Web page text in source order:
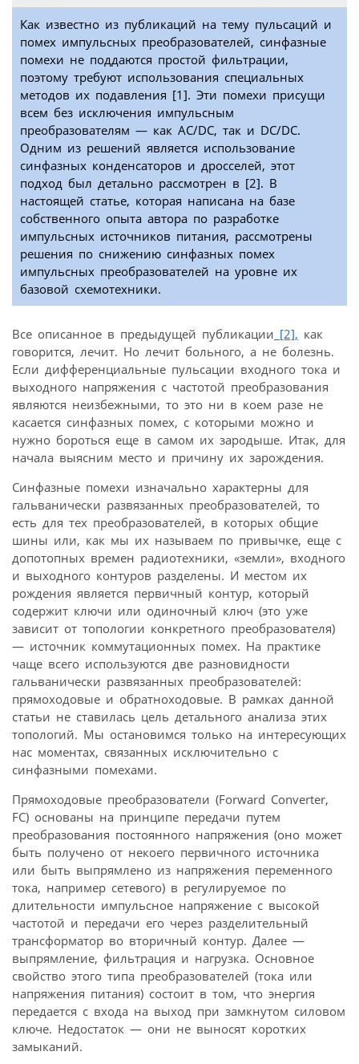
Как известно из публикаций на тему пульсаций и
помех импульсных преобразователей, синфазные
помехи не поддаются простой фильтрации,
поэтому требуют использования специальных
методов их подавления [1]. Эти помехи присущи
всем без исключения импульсным
преобразователям — как AC/DC, так и DC/DC.
Одним из решений является использование
синфазных конденсаторов и дросселей, этот
подход был детально рассмотрен в [2]. В
настоящей статье, которая написана на базе
собственного опыта автора по разработке
импульсных источников питания, рассмотрены
решения по снижению синфазных помех
импульсных преобразователей на уровне их
базовой схемотехники.
Все описанное в предыдущей публикации [2], как
говорится, лечит. Но лечит больного, а не болезнь.
Если дифференциальные пульсации входного тока и
выходного напряжения с частотой преобразования
являются неизбежными, то это ни в коем разе не
касается синфазных помех, с которыми можно и
нужно бороться еще в самом их зародыше. Итак, для
начала выясним место и причину их зарождения.
Синфазные помехи изначально характерны для
гальванически развязанных преобразователей, то
есть для тех преобразователей, в которых общие
шины или, как мы их называем по привычке, еще с
допотопных времен радиотехники, «земли», входного
и выходного контуров разделены. И местом их
рождения является первичный контур, который
содержит ключи или одиночный ключ (это уже
зависит от топологии конкретного преобразователя)
— источник коммутационных помех. На практике
чаще всего используются две разновидности
гальванически развязанных преобразователей:
прямоходовые и обратноходовые. В рамках данной
статьи не ставилась цель детального анализа этих
топологий. Мы остановимся только на интересующих
нас моментах, связанных исключительно с
синфазными помехами.
Прямоходовые преобразователи (Forward Converter,
FC) основаны на принципе передачи путем
преобразования постоянного напряжения (оно может
быть получено от некоего первичного источника
или быть выпрямлено из напряжения переменного
тока, например сетевого) в регулируемое по
длительности импульсное напряжение с высокой
частотой и передачи его через разделительный
трансформатор во вторичный контур. Далее —
выпрямление, фильтрация и нагрузка. Основное
свойство этого типа преобразователей (тока или
напряжения питания) состоит в том, что энергия
передается с входа на выход при замкнутом силовом
ключе. Недостаток — они не выносят коротких
замыканий.